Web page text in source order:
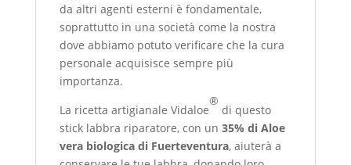
da altri agenti esterni è fondamentale,
soprattutto in una società come la nostra
dove abbiamo potuto verificare che la cura
personale acquisisce sempre più
importanza.
La ricetta artigianale Vidaloe
®
di questo
stick labbra riparatore, con un 35% di Aloe
vera biologica di Fuerteventura, aiuterà a